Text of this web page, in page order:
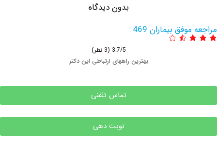
بدون دیدگاه
بیماران 469
بهترین راههای ارتباطی این دکتر
تماس تلفنی
نوبت دهی